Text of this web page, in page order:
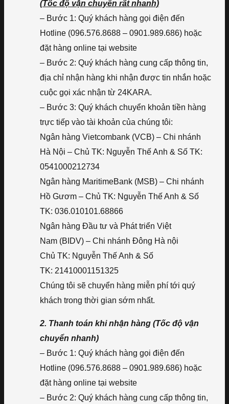
(Tốc độ vận chuyển rất nhanh)
– Bước 1: Quý khách hàng gọi điện đến
Hotline (096.576.8688 – 0901.989.686) hoặc
đặt hàng online tại website
– Bước 2: Quý khách hàng cung cấp thông tin,
địa chỉ nhận hàng khi nhận được tin nhắn hoặc
cuộc gọi xác nhận từ 24KARA.
– Bước 3: Quý khách chuyển khoản tiền hàng
trực tiếp vào tài khoản của chúng tôi:
Ngân hàng Vietcombank (VCB) – Chi nhánh
Hà Nội – Chủ TK: Nguyễn Thế Anh & Số TK:
0541000212734
Ngân hàng MaritimeBank (MSB) – Chi nhánh
Hồ Gươm – Chủ TK: Nguyễn Thế Anh & Số
TK: 036.010101.68866
Ngân hàng Đầu tư và Phát triển Việt
Nam (BIDV) – Chi nhánh Đông Hà nội
Chủ TK: Nguyễn Thế Anh & Số
TK: 21410001151325
Chúng tôi sẽ chuyển hàng miễn phí tới quý
khách trong thời gian sớm nhất.
2. Thanh toán khi nhận hàng (Tốc độ vận
chuyển nhanh)
– Bước 1: Quý khách hàng gọi điện đến
Hotline (096.576.8688 – 0901.989.686) hoặc
đặt hàng online tại website
– Bước 2: Quý khách hàng cung cấp thông tin,